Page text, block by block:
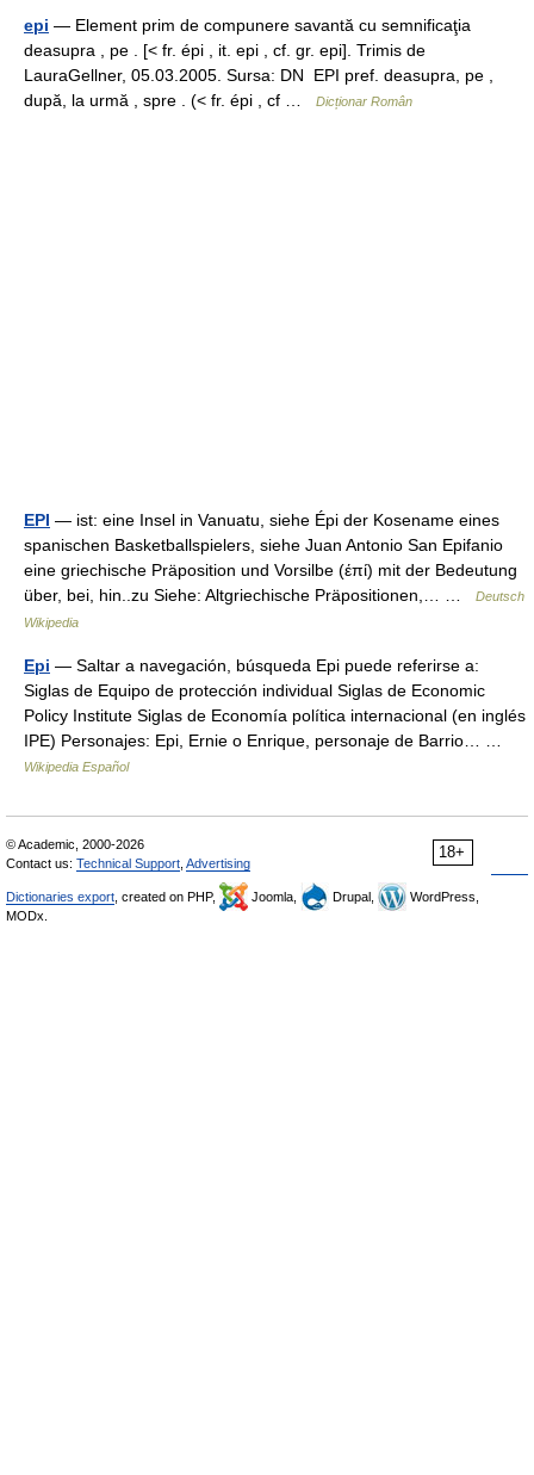
epi — Element prim de compunere savantă cu semnificaţia
deasupra , pe . [< fr. épi , it. epi , cf. gr. epi]. Trimis de
LauraGellner, 05.03.2005. Sursa: DN EPI pref. deasupra, pe ,
după, la urmă , spre . (< fr. épi , cf …
Dicționar Român
EPI — ist: eine Insel in Vanuatu, siehe Épi der Kosename eines
spanischen Basketballspielers, siehe Juan Antonio San Epifanio
eine griechische Präposition und Vorsilbe (έπί) mit der Bedeutung
über, bei, hin..zu Siehe: Altgriechische Präpositionen,… …
Deutsch
Wikipedia
Epi — Saltar a navegación, búsqueda Epi puede referirse a:
Siglas de Equipo de protección individual Siglas de Economic
Policy Institute Siglas de Economía política internacional (en inglés
IPE) Personajes: Epi, Ernie o Enrique, personaje de Barrio… …
Wikipedia Español
18+
© Academic, 2000-2026
Contact us: Technical Support Advertising
Dictionaries export , created on PHP, Joomla, Drupal,
WordPress,
MODx.